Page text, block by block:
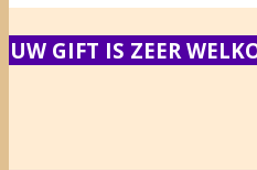
UW GIFT IS ZEER